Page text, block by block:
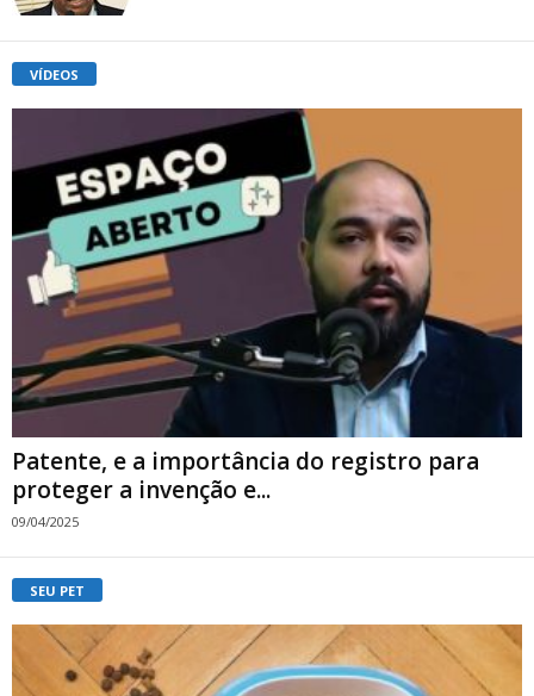
VÍDEOS
Patente, e a importância do registro para
proteger a invenção e...
09/04/2025
SEU PET